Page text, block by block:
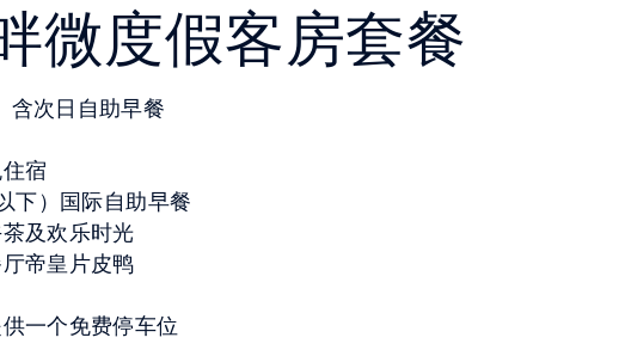
微度假客房套餐
含次日自助早餐
宿
下）国际自助早餐
及欢乐时光
帝皇片皮鸭
一个免费停车位